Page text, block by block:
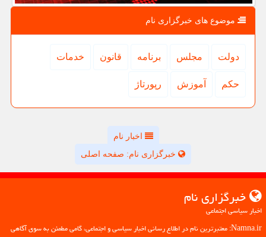
موضوع های خبرگزاری نام
دولت مجلس برنامه قانون خدمات
حكم آموزش رپورتاژ
اخبار نام
خبرگزاری نام: صفحه اصلی
خبرگزاری نام
اخبار سیاسی اجتماعی
Namna.ir: معتبرترین نام در اطلاع رسانی اخبار سیاسی و اجتماعی، گامی مطمئن به سوی آگاهی